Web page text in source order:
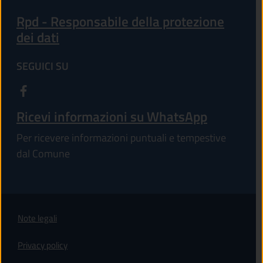
Rpd - Responsabile della protezione
dei dati
SEGUICI SU
Ricevi informazioni su WhatsApp
Per ricevere informazioni puntuali e tempestive
dal Comune
Note legali
Privacy policy